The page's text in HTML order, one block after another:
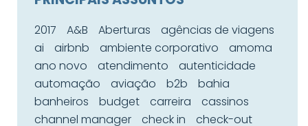
2017 A&B Aberturas
agências de viagens
ai
airbnb ambiente corporativo
amoma
ano novo
atendimento
autenticidade
automação
aviação b2b
bahia
banheiros
budget carreira
cassinos
channel manager
check in
check-out